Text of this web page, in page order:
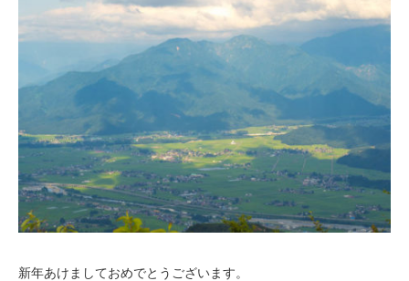
新年あけましておめでとうございます。